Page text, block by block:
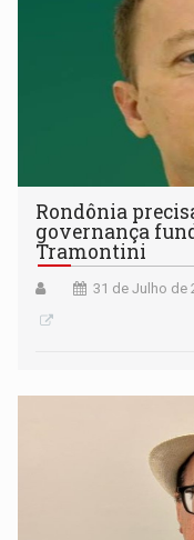
Rondônia
governança
Tramontini
31 de Julho de